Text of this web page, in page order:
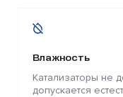
Влажность
Катализаторы не
допускается